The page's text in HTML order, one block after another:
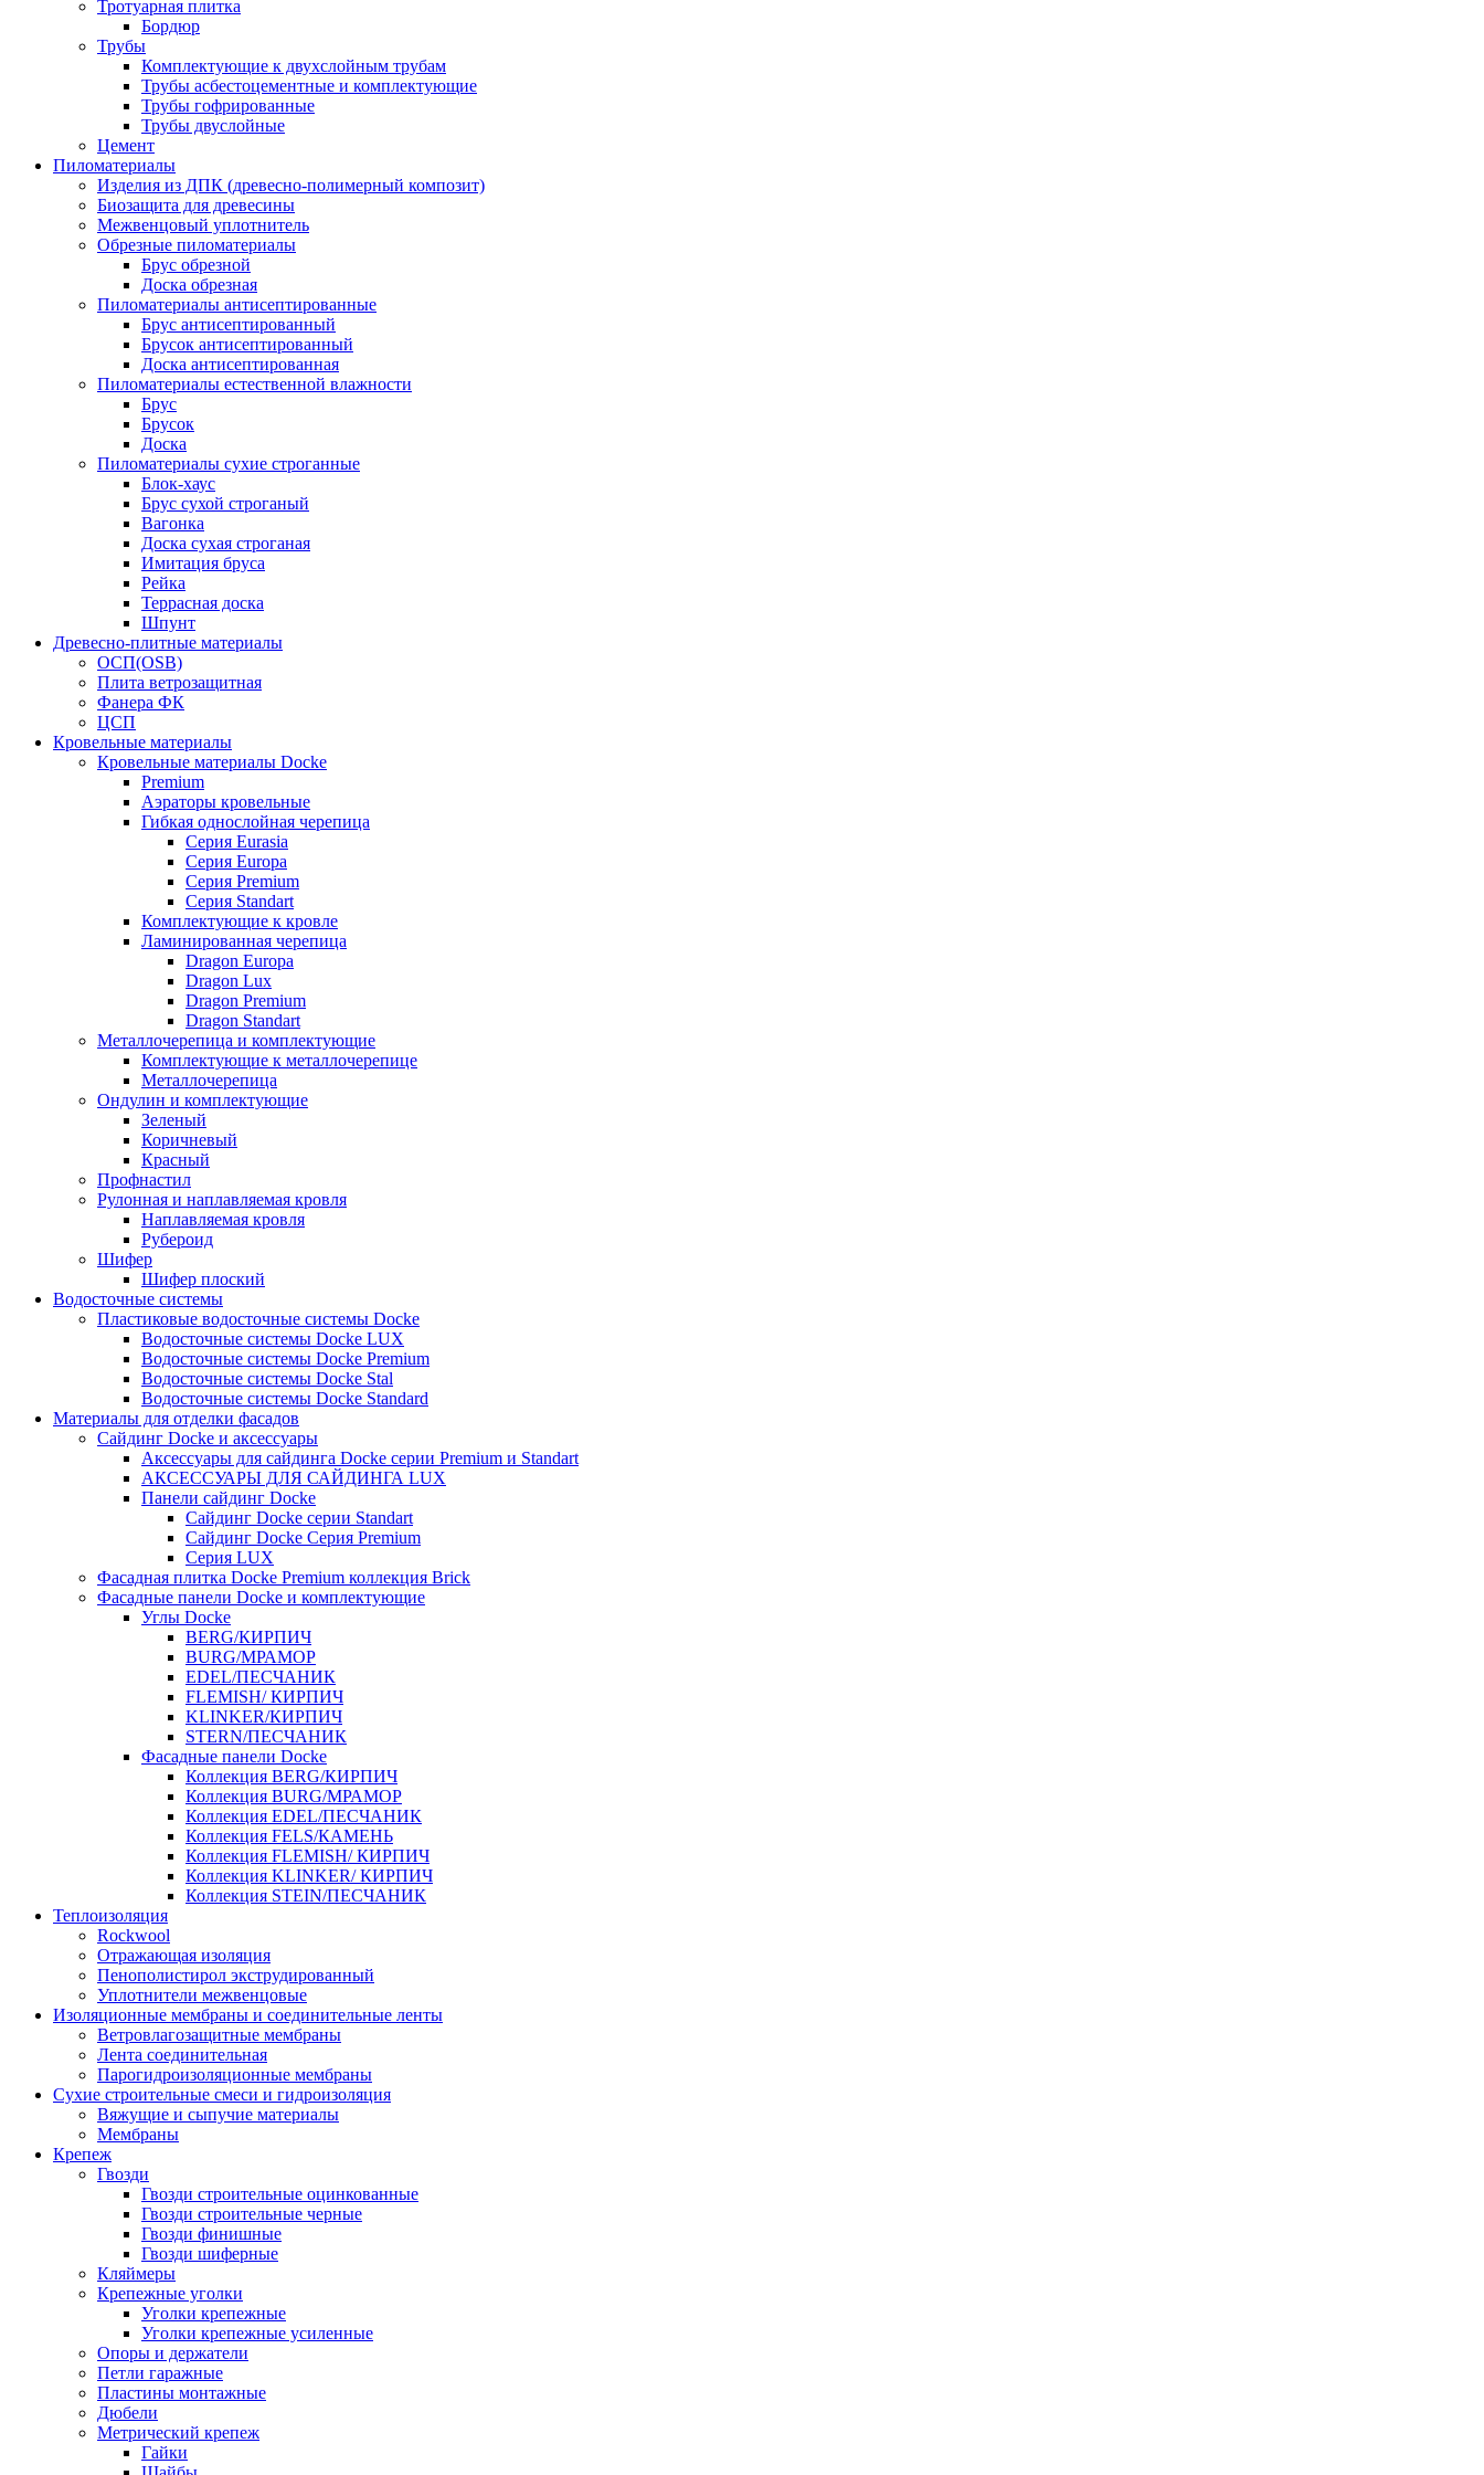
Тротуарная плитка
Бордюр
Трубы
Комплектующие к двухслойным трубам
Трубы асбестоцементные и комплектующие
Трубы гофрированные
Трубы двуслойные
Цемент
Пиломатериалы
Изделия из ДПК (древесно-полимерный композит)
Биозащита для древесины
Межвенцовый уплотнитель
Обрезные пиломатериалы
Брус обрезной
Доска обрезная
Пиломатериалы антисептированные
Брус антисептированный
Брусок антисептированный
Доска антисептированная
Пиломатериалы естественной влажности
Брус
Брусок
Доска
Пиломатериалы сухие строганные
Блок-хаус
Брус сухой строганый
Вагонка
Доска сухая строганая
Имитация бруса
Рейка
Террасная доска
Шпунт
Древесно-плитные материалы
ОСП(OSB)
Плита ветрозащитная
Фанера ФК
ЦСП
Кровельные материалы
Кровельные материалы Docke
Premium
Аэраторы кровельные
Гибкая однослойная черепица
Серия Eurasia
Серия Europa
Серия Premium
Серия Standart
Комплектующие к кровле
Ламинированная черепица
Dragon Europa
Dragon Lux
Dragon Premium
Dragon Standart
Металлочерепица и комплектующие
Комплектующие к металлочерепице
Металлочерепица
Ондулин и комплектующие
Зеленый
Коричневый
Красный
Профнастил
Рулонная и наплавляемая кровля
Наплавляемая кровля
Рубероид
Шифер
Шифер плоский
Водосточные системы
Пластиковые водосточные системы Docke
Водосточные системы Docke LUX
Водосточные системы Docke Premium
Водосточные системы Docke Stal
Водосточные системы Docke Standard
Материалы для отделки фасадов
Сайдинг Docke и аксессуары
Аксессуары для сайдинга Docke серии Premium и Standart
АКСЕССУАРЫ ДЛЯ САЙДИНГА LUX
Панели сайдинг Docke
Cайдинг Docke серии Standart
Сайдинг Docke Серия Premium
Серия LUX
Фасадная плитка Docke Premium коллекция Brick
Фасадные панели Docke и комплектующие
Углы Docke
BERG/КИРПИЧ
BURG/МРАМОР
EDEL/ПЕСЧАНИК
FLEMISH/ КИРПИЧ
KLINKER/КИРПИЧ
STERN/ПЕСЧАНИК
Фасадные панели Docke
Коллекция BERG/КИРПИЧ
Коллекция BURG/МРАМОР
Коллекция EDEL/ПЕСЧАНИК
Коллекция FELS/КАМЕНЬ
Коллекция FLEMISH/ КИРПИЧ
Коллекция KLINKER/ КИРПИЧ
Коллекция STEIN/ПЕСЧАНИК
Теплоизоляция
Rockwool
Отражающая изоляция
Пенополистирол экструдированный
Уплотнители межвенцовые
Изоляционные мембраны и соединительные ленты
Ветровлагозащитные мембраны
Лента соединительная
Парогидроизоляционные мембраны
Сухие строительные смеси и гидроизоляция
Вяжущие и сыпучие материалы
Мембраны
Крепеж
Гвозди
Гвозди строительные оцинкованные
Гвозди строительные черные
Гвозди финишные
Гвозди шиферные
Кляймеры
Крепежные уголки
Уголки крепежные
Уголки крепежные усиленные
Опоры и держатели
Петли гаражные
Пластины монтажные
Дюбели
Метрический крепеж
Гайки